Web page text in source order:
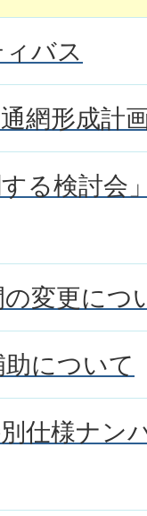
バス
網形成計
する検討会
変更につ
について
仕様ナン